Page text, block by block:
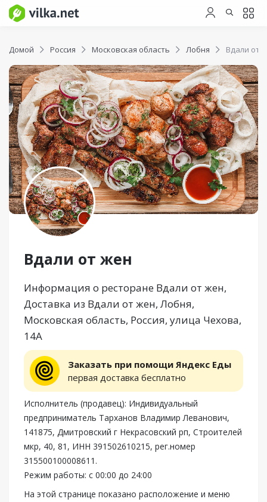
Домой Россия Московская область Лобня Вдали от
Вдали от жен
Информация о ресторане Вдали от жен,
Доставка из Вдали от жен, Лобня,
Московская область, Россия, улица Чехова,
14А
Заказать при помощи Яндекс Еды
первая доставка бесплатно
Исполнитель (продавец): Индивидуальный
предприниматель Тарханов Владимир Леванович,
141875, Дмитровский г Некрасовский рп, Строителей
мкр, 40, 81, ИНН 391502610215, рег.номер
315500100008611.
Режим работы: с 00:00 до 24:00
На этой странице показано расположение и меню